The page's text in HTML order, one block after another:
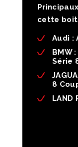
cette
Audi :
BMW:
Série
8
LAND